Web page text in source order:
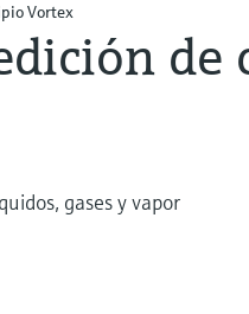
Vortex
de
gases y vapor